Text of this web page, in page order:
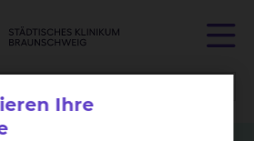
Ihre